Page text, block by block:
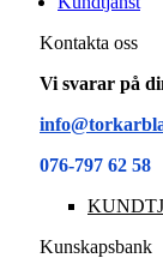
Kontakta oss
Vi svarar på
076-797 62 58
Kunskapsbank